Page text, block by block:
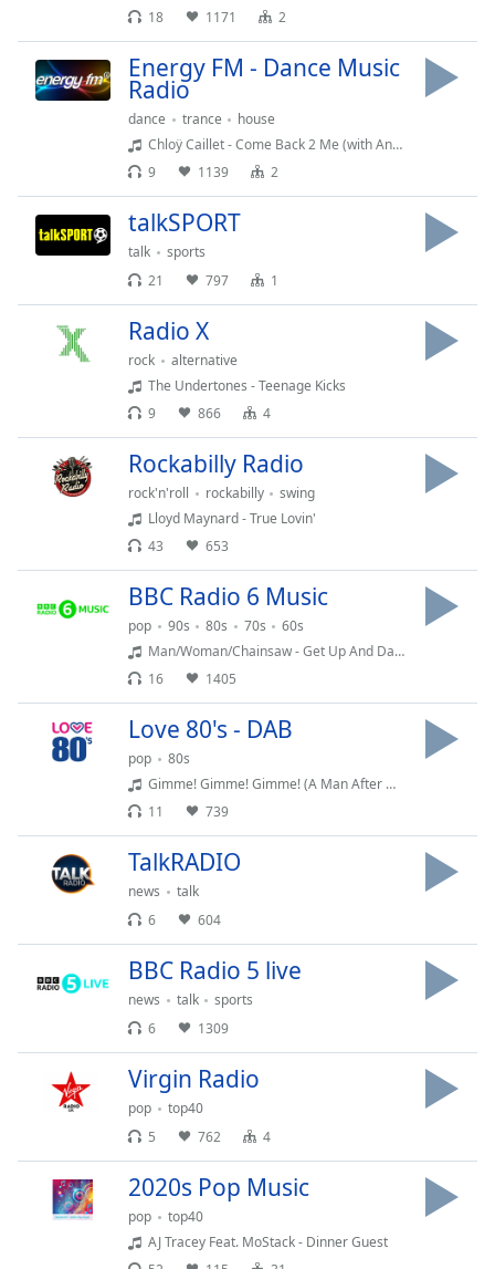
Opacity
Text
Edge
Style
18
1171 2
Energy FM - Dance Music
Radio
dance trance
house
Chloÿ Caillet - Come Back 2 Me (with Andre Zimmer)
9
1139 2
talkSPORT
talk
sports
21
797 1
Radio X
rock
alternative
The Undertones - Teenage Kicks
9
866 4
Rockabilly Radio
rock'n'roll rockabilly
swing
Lloyd Maynard - True Lovin'
43
653
BBC Radio 6 Music
pop 90s 80s 70s
60s
Man/Woman/Chainsaw - Get Up And Dance
16
1405
Love 80's - DAB
pop
80s
Gimme! Gimme! Gimme! (A Man After Midnight) - Abba
11
739
TalkRADIO
news
talk
6
604
BBC Radio 5 live
news talk
sports
6
1309
Virgin Radio
pop
top40
5
762 4
2020s Pop Music
pop
top40
AJ Tracey Feat. MoStack - Dinner Guest